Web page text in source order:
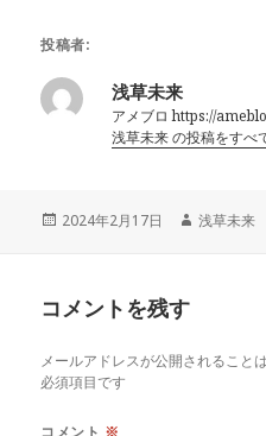
投稿者:
浅草未来
アメブロ https://
浅草未来 の投稿をすべ
投
2024年2月17日
作
浅草未来
コメントを残す
メールアドレスが公開されること
必須項目です
コメント ※